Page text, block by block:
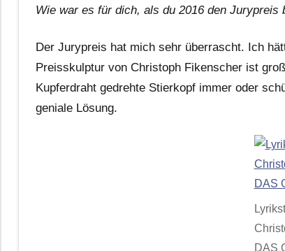
Wie war es für dich, als du 2016 den Jurypreis
Der Jurypreis hat mich sehr überrascht. Ich
Preisskulptur von Christoph Fikenscher ist
Kupferdraht gedrehte Stierkopf immer oder
geniale Lösung.
DAS